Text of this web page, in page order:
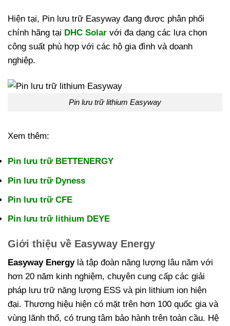
Hiện tại, Pin lưu trữ Easyway đang được phân phối
chính hãng tại DHC Solar với đa dạng các lựa chọn
công suất phù hợp với các hộ gia đình và doanh
nghiệp.
Pin lưu trữ lithium Easyway
Xem thêm:
Pin lưu trữ BETTENERGY
Pin lưu trữ Dyness
Pin lưu trữ CFE
Pin lưu trữ lithium DEYE
Giới thiệu về Easyway Energy
Easyway Energy là tập đoàn năng lượng lâu năm với
hơn 20 năm kinh nghiệm, chuyên cung cấp các giải
pháp lưu trữ năng lượng ESS và pin lithium ion hiện
đại. Thương hiệu hiện có mặt trên hơn 100 quốc gia và
vùng lãnh thổ, có trung tâm bảo hành trên toàn cầu. Hệ